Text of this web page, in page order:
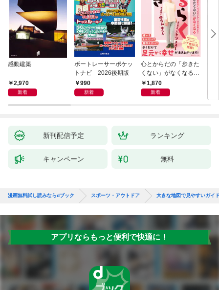
感動建築
2,970
新着
ボートレーサーポケッ
トナビ 2026後期版
990
新着
心とからだの「歩きた
くない」がなくなる
らせん流 ゆるらく歩
き
1,870
新着
剣
新刊配信予定 ランキング
キャンペーン 無料
漫画無料試し読みならdブック スポーツ・アウトドア 大きな地図で見やすいガイ
アプリならもっと便利で快適に！